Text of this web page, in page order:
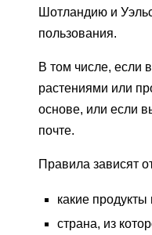
Шотландию и
пользования.
В том числе, если
растениями или
основе, или если
почте.
Правила зависят
какие
страна, из